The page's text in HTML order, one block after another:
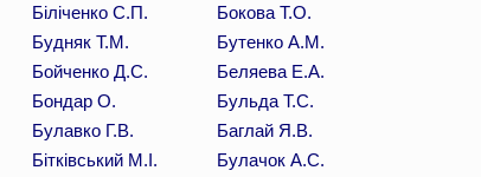
Біліченко С.П.
Бокова Т.О.
Будняк Т.М.
Бутенко А.М.
Бойченко Д.С.
Беляева Е.А.
Бондар О.
Бульда Т.С.
Булавко Г.В.
Баглай Я.В.
Бітківський М.І.
Булачок А.С.